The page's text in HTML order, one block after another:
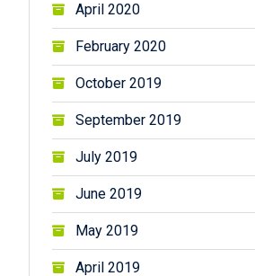
April 2020
February 2020
October 2019
September 2019
July 2019
June 2019
May 2019
April 2019